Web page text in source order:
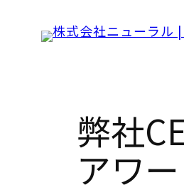
弊社
アワ